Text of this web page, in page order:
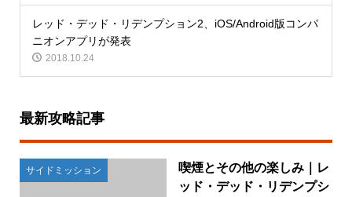
レッド・デッド・リデンプション2、iOS/Android版コンパ
ニオンアプリが発表
2018.10.24
最新攻略記事
サイドミッション
喫煙とその他の楽しみ｜レ
ッド・デッド・リデンプシ